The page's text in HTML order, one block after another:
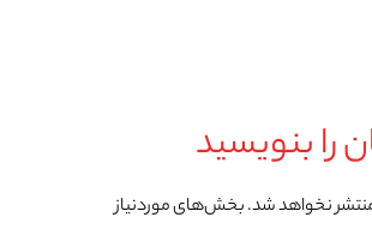
را بنویسید
نخواهد شد.بخش‌های موردنیاز